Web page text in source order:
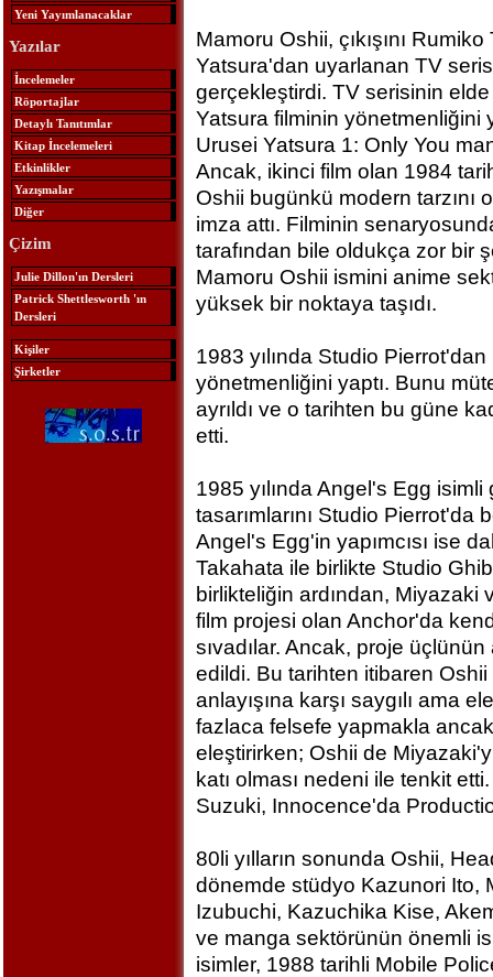
Yeni Yayımlanacaklar
Yazılar
İncelemeler
Röportajlar
Detaylı Tanıtımlar
Kitap İncelemeleri
Etkinlikler
Yazışmalar
Diğer
Çizim
Julie Dillon'ın Dersleri
Patrick Shettlesworth 'ın
Dersleri
Kişiler
Şirketler
Mamoru Oshii, çıkışını
Yatsura'dan uyarlanan TV
gerçekleştirdi. TV serisinin elde
Yatsura filminin yönetmenliğini
Urusei Yatsura 1: Only You
Ancak, ikinci film olan 1984
Oshii bugünkü modern
imza attı. Filminin
tarafından bile oldukça zor bir
Mamoru Oshii ismini anime
yüksek bir noktaya taşıdı.
1983 yılında Studio
yönetmenliğini yaptı. Bunu
ayrıldı ve o tarihten bu güne
etti.
1985 yılında Angel's Egg
tasarımlarını Studio Pierrot'da
Angel's Egg'in yapımcısı ise
Takahata ile birlikte Studio
birlikteliğin ardından,
film projesi olan Anchor'da
sıvadılar. Ancak, proje üçlünün
edildi. Bu tarihten itibaren
anlayışına karşı saygılı ama
fazlaca felsefe yapmakla
eleştirirken; Oshii de
katı olması nedeni ile tenkit
Suzuki, Innocence'da
80li yılların sonunda Oshii,
dönemde stüdyo Kazunori Ito,
Izubuchi, Kazuchika Kise,
ve manga sektörünün önemli
isimler, 1988 tarihli Mobile